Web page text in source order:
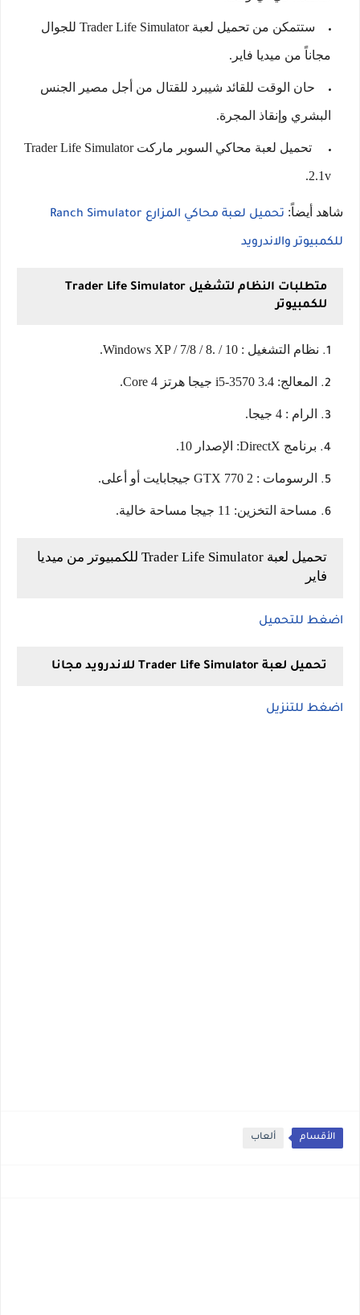
ستتمكن من تحميل لعبة Trader Life Simulator للجوال
مجاناً من ميديا فاير.
حان الوقت للقائد شيبرد للقتال من أجل مصير الجنس
البشري وإنقاذ المجرة.
تحميل لعبة محاكي السوبر ماركت Trader Life Simulator
2.1v.
شاهد أيضاً: تحميل لعبة محاكي المزارع Ranch Simulator
للكمبيوتر والاندرويد
متطلبات النظام لتشغيل Trader Life Simulator
للكمبيوتر
نظام التشغيل : Windows XP / 7/8 / 8. / 10.
المعالج: i5-3570 3.4 جيجا هرتز 4 Core.
الرام : 4 جيجا.
برنامج DirectX: الإصدار 10.
الرسومات : GTX 770 2 جيجابايت أو أعلى.
مساحة التخزين: 11 جيجا مساحة خالية.
تحميل لعبة Trader Life Simulator للكمبيوتر من ميديا
فاير
اضغط للتحميل
تحميل لعبة Trader Life Simulator للاندرويد مجانا
اضغط للتنزيل
الأقسام ألعاب